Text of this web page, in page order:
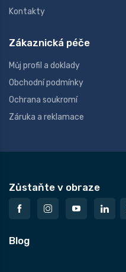
Kontakty
Zákaznická péče
Můj profil a doklady
Obchodní podmínky
Ochrana soukromí
Záruka a reklamace
Zůstaňte v obraze
Blog